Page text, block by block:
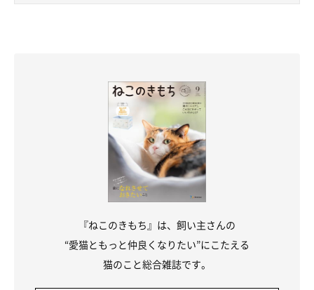
『ねこのきもち』は、飼い主さんの
“愛猫ともっと仲良くなりたい”にこたえる
猫のこと総合雑誌です。